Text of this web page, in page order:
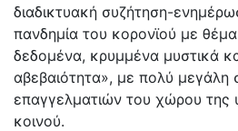
διαδικτυακή συζήτηση-
πανδημία του κορονϊού με
δεδομένα, κρυμμένα μυστικά
αβεβαιότητα», με πολύ μεγάλη
επαγγελματιών του χώρου της
κοινού.